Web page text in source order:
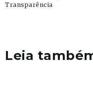
Transparência
Leia